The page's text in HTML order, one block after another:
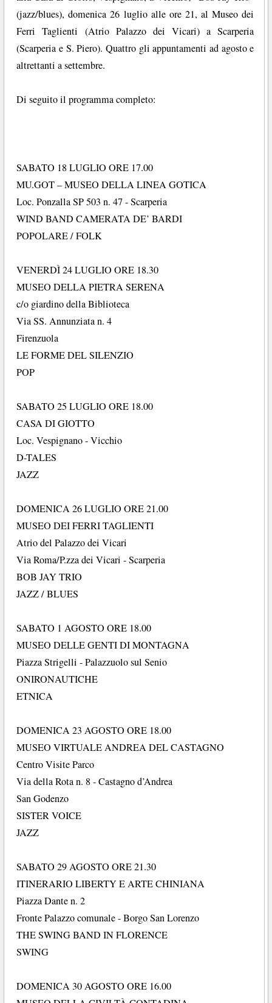
(jazz/blues), domenica 26 luglio alle ore 21, al Museo dei
Ferri Taglienti (Atrio Palazzo dei Vicari) a Scarperia
(Scarperia e S. Piero). Quattro gli appuntamenti ad agosto e
altrettanti a settembre.
Di seguito il programma completo:
SABATO 18 LUGLIO ORE 17.00
MU.GOT – MUSEO DELLA LINEA GOTICA
Loc. Ponzalla SP 503 n. 47 - Scarperia
WIND BAND CAMERATA DE’ BARDI
POPOLARE / FOLK
VENERDÌ 24 LUGLIO ORE 18.30
MUSEO DELLA PIETRA SERENA
c/o giardino della Biblioteca
Via SS. Annunziata n. 4
Firenzuola
LE FORME DEL SILENZIO
POP
SABATO 25 LUGLIO ORE 18.00
CASA DI GIOTTO
Loc. Vespignano - Vicchio
D-TALES
JAZZ
DOMENICA 26 LUGLIO ORE 21.00
MUSEO DEI FERRI TAGLIENTI
Atrio del Palazzo dei Vicari
Via Roma/P.zza dei Vicari - Scarperia
BOB JAY TRIO
JAZZ / BLUES
SABATO 1 AGOSTO ORE 18.00
MUSEO DELLE GENTI DI MONTAGNA
Piazza Strigelli - Palazzuolo sul Senio
ONIRONAUTICHE
ETNICA
DOMENICA 23 AGOSTO ORE 18.00
MUSEO VIRTUALE ANDREA DEL CASTAGNO
Centro Visite Parco
Via della Rota n. 8 - Castagno d’Andrea
San Godenzo
SISTER VOICE
JAZZ
SABATO 29 AGOSTO ORE 21.30
ITINERARIO LIBERTY E ARTE CHINIANA
Piazza Dante n. 2
Fronte Palazzo comunale - Borgo San Lorenzo
THE SWING BAND IN FLORENCE
SWING
DOMENICA 30 AGOSTO ORE 16.00